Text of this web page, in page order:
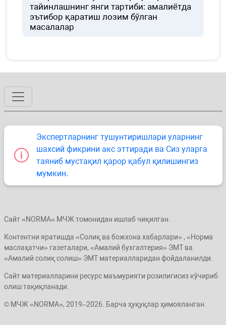
тайинлашнинг янги тартиби: амалиётда
эътибор қаратиш лозим бўлган
масалалар
Экспертларнинг тушунтиришлари уларнинг
шахсий фикрини акс эттиради ва Сиз уларга
таяниб мустақил қарор қабул қилишингиз
мумкин.
Сайт «NORMA» МЧЖ томонидан ишлаб чиқилган.
Контентни яратишда «Солиқ ва божхона хабарлари» , «Норма
маслаҳатчи» газеталари, «Амалий бухгалтерия» ЭМТ ва
«Амалий солиқ солиш» ЭМТ материалларидан фойдаланилди.
Сайт материалларини ресурс маъмурияти розилигисиз кўчириб
олиш тақиқланади.
© МЧЖ «NORMA», 2019–2026. Барча ҳуқуқлар ҳимояланган.